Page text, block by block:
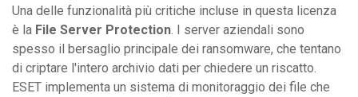
Una delle funzionalità più critiche incluse in questa licenza
è la File Server Protection. I server aziendali sono
spesso il bersaglio principale dei ransomware, che tentano
di criptare l'intero archivio dati per chiedere un riscatto.
ESET implementa un sistema di monitoraggio dei file che